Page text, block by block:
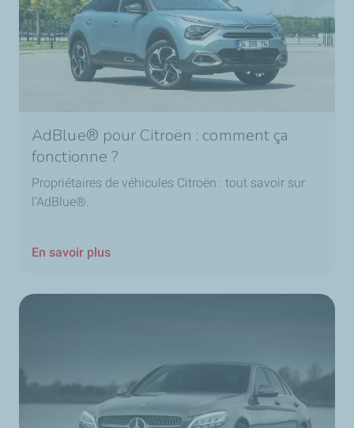
AdBlue® pour Citroën : comment ça
fonctionne ?
Propriétaires de véhicules Citroën : tout savoir sur
l’AdBlue®.
En savoir plus